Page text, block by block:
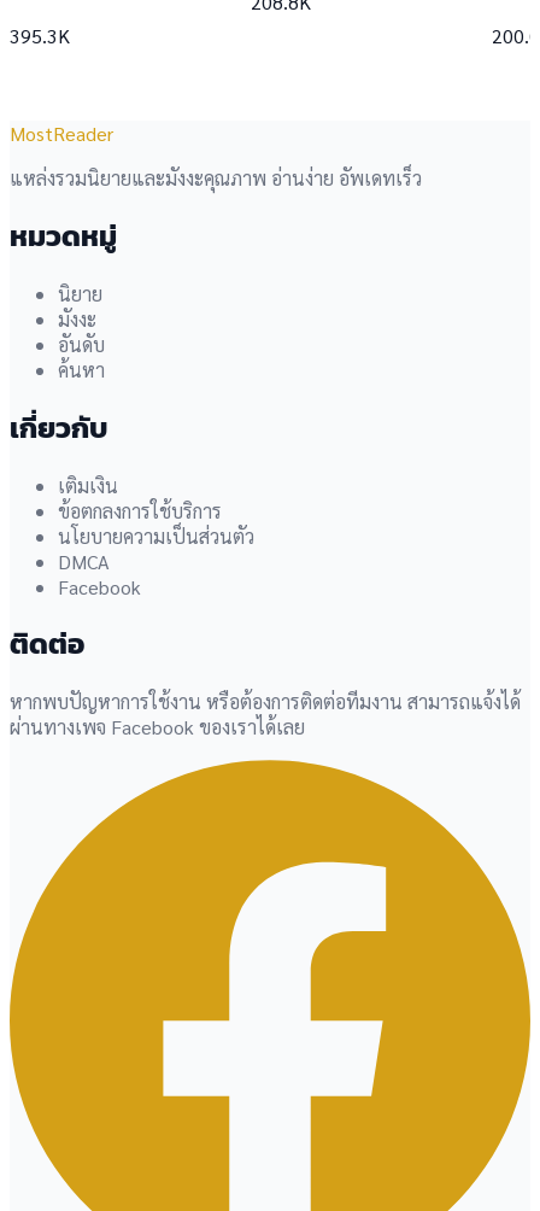
395.3K
MostReader
แหล่งรวมนิยายและมังงะคุณภาพ อ่านง่าย อัพเดทเร็ว
หมวดหมู่
นิยาย
มังงะ
อันดับ
ค้นหา
เกี่ยวกับ
เติมเงิน
ข้อตกลงการใช้บริการ
นโยบายความเป็นส่วนตัว
DMCA
Facebook
ติดต่อ
หากพบปัญหาการใช้งาน หรือต้องการติดต่อทีมงาน สามารถแจ้งได้
ผ่านทางเพจ Facebook ของเราได้เลย